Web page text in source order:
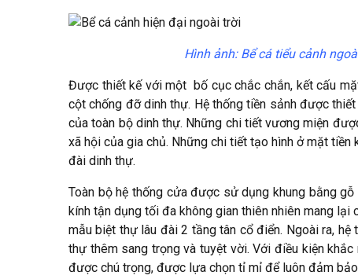
Hình ảnh: Bể cá tiểu cảnh
Được thiết kế với một bố cục chắc chắn, kết cấu
cột chống đỡ dinh thự. Hệ thống tiền sảnh được
của toàn bộ dinh thự. Những chi tiết vương miện
xã hội của gia chủ. Những chi tiết tạo hình ở mặt
đài dinh thự.
Toàn bộ hệ thống cửa được sử dụng khung bằng
kính tận dụng tối đa không gian thiên nhiên mang
mẫu biệt thự lâu đài 2 tầng tân cổ điển. Ngoài ra,
thự thêm sang trọng và tuyệt vời. Với điều kiện
được chú trọng, được lựa chọn tỉ mỉ để luôn đảm bảo